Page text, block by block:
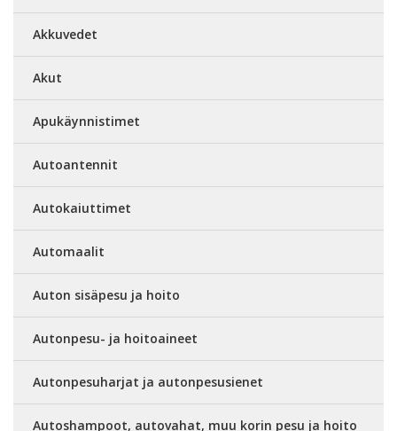
Akkuvedet
Akut
Apukäynnistimet
Autoantennit
Autokaiuttimet
Automaalit
Auton sisäpesu ja hoito
Autonpesu- ja hoitoaineet
Autonpesuharjat ja autonpesusienet
Autoshampoot, autovahat, muu korin pesu ja hoito